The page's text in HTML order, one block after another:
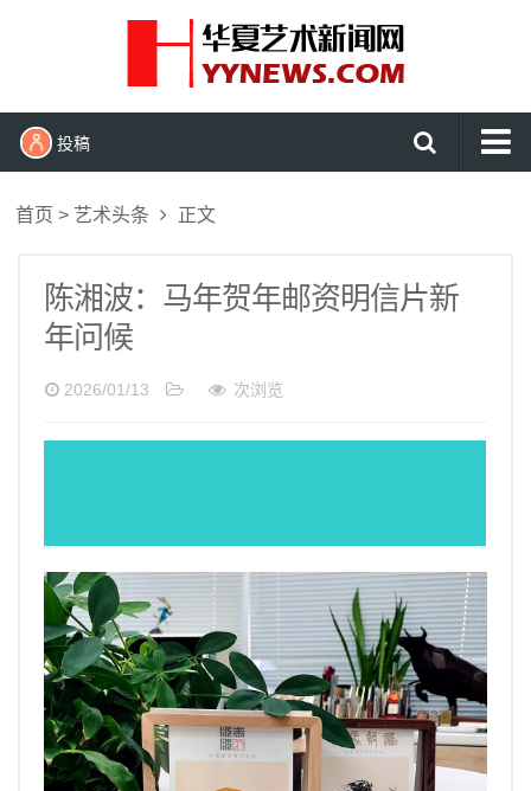
投稿
艺展资讯
收藏拍卖
综艺文旅
摄影艺术
社会新闻
首页 > 艺术头条 正文
陈湘波：马年贺年邮资明信片新
年问候
2026/01/13 次浏览